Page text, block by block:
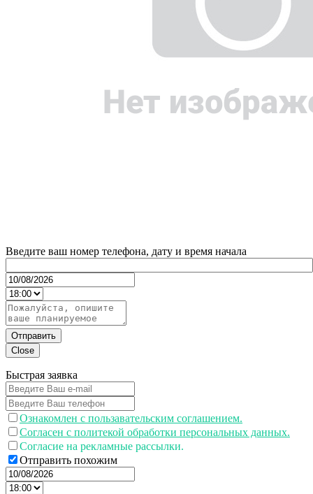
Введите ваш номер телефона, дату и время начала
Отправить
Close
Быстрая заявка
Ознакомлен с пользавательским соглашением.
Согласен с политекой обработки персональных данных.
Согласие на рекламные рассылки.
Отправить похожим